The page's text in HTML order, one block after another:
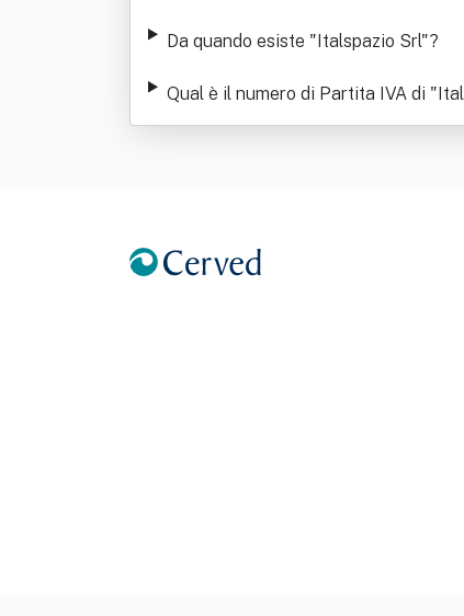
Da quando esiste "Italspazio Srl"?
Qual è il numero di Partita IVA di